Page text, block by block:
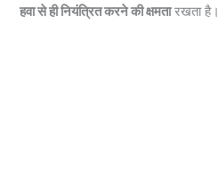
हवा से ही नियंत्रित करने की क्षमतारखता है।